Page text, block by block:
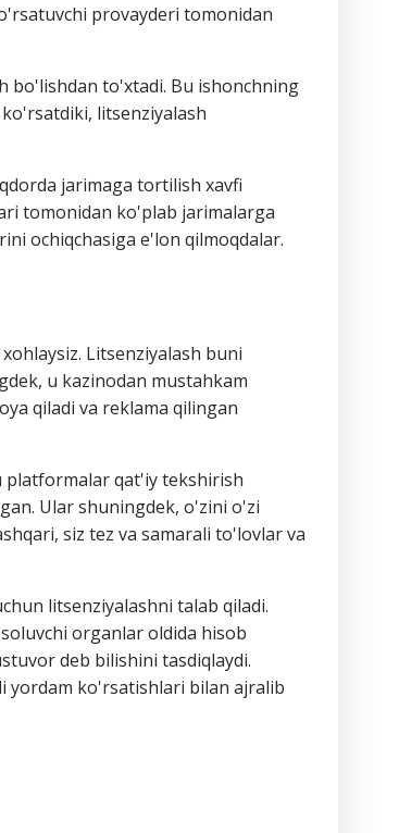
provayderi tomonidan
bo'lishdan to'xtadi. Bu ishonchning
litsenziyalash
jarimaga tortilish xavfi
tomonidan ko'plab jarimalarga
ochiqchasiga e'lon qilmoqdalar.
Litsenziyalash buni
u kazinodan mustahkam
qiladi va reklama qilingan
platformalar qat'iy tekshirish
Ular shuningdek, o'zini o'zi
siz tez va samarali to'lovlar va
litsenziyalashni talab qiladi.
organlar oldida hisob
deb bilishini tasdiqlaydi.
yordam ko'rsatishlari bilan ajralib